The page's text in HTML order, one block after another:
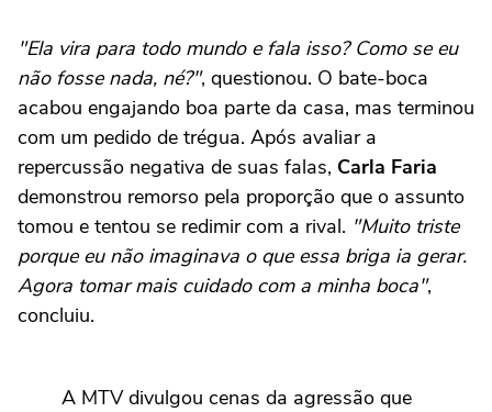
"Ela vira para todo mundo e fala isso? Como se eu
não fosse nada, né?", questionou. O bate-boca
acabou engajando boa parte da casa, mas terminou
com um pedido de trégua. Após avaliar a
repercussão negativa de suas falas, Carla Faria
demonstrou remorso pela proporção que o assunto
tomou e tentou se redimir com a rival. "Muito triste
porque eu não imaginava o que essa briga ia gerar.
Agora tomar mais cuidado com a minha boca",
concluiu.
A MTV divulgou cenas da agressão que